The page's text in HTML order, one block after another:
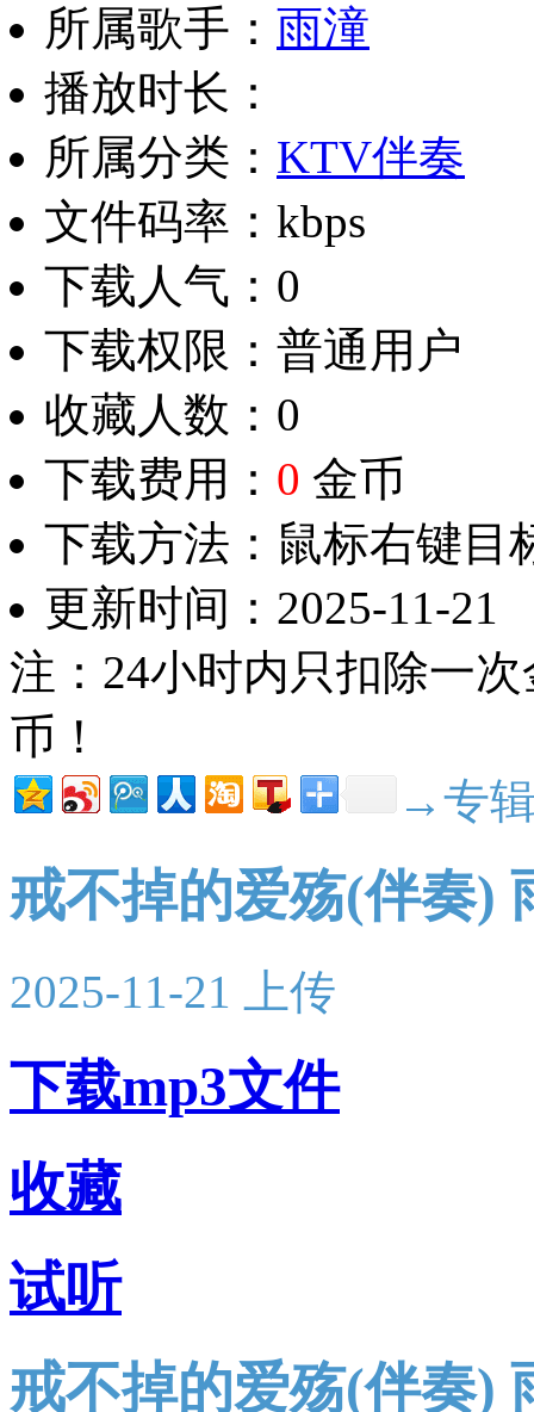
所属歌手： 雨潼
播放时长：
所属分类： KTV伴奏
文件码率：kbps
下载人气：0
下载权限：普通用户
收藏人数：0
下载费用： 0 金币
下载方法：鼠标右键目
更新时间：2025-11-21
注：24小时内只扣除一
币！
→专
戒不掉的爱殇(伴奏)
2025-11-21 上传
下载mp3文件
收藏
试听
戒不掉的爱殇(伴奏)